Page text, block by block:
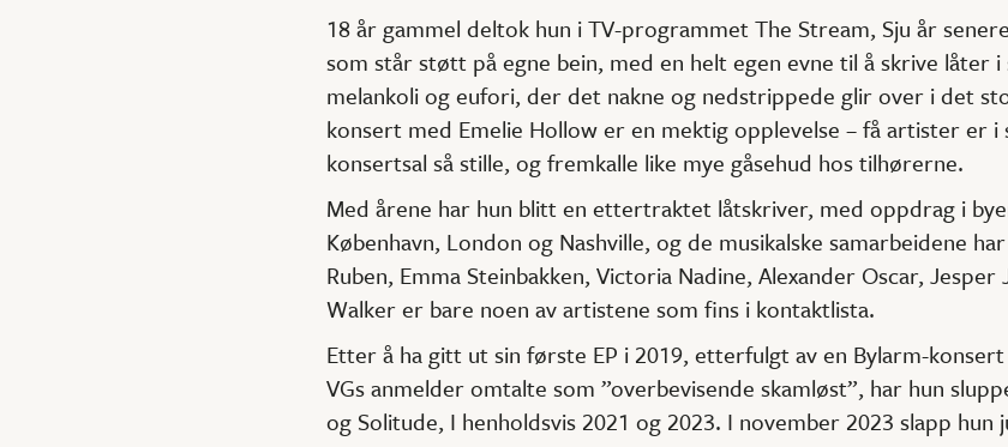
18 år gammel deltok hun i TV-programmet The Stream, Sju år
som står støtt på egne bein, med en helt egen evne til å skrive låter
melankoli og eufori, der det nakne og nedstrippede glir over i det
konsert med Emelie Hollow er en mektig opplevelse – få artister er i
konsertsal så stille, og fremkalle like mye gåsehud hos tilhørerne.
Med årene har hun blitt en ettertraktet låtskriver, med oppdrag i
København, London og Nashville, og de musikalske samarbeidene
Ruben, Emma Steinbakken, Victoria Nadine, Alexander Oscar, Jesper
Walker er bare noen av artistene som fins i kontaktlista.
Etter å ha gitt ut sin første EP i 2019, etterfulgt av en Bylarm-
VGs anmelder omtalte som ”overbevisende skamløst”, har hun
og Solitude, I henholdsvis 2021 og 2023. I november 2023 slapp hun